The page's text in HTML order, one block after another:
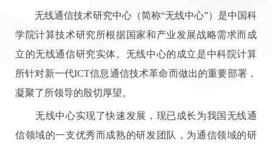
无线通信技术研究中心（简称“无线中心”）是中国科
学院计算技术研究所根据国家和产业发展战略需求而成
立的无线通信研究实体。无线中心的成立是中科院计算
所针对新一代ICT信息通信技术革命而做出的重要部署，
凝聚了所领导的殷切厚望。
无线中心实现了快速发展，现已成长为我国无线通
信领域的一支优秀而成熟的研发团队，为通信领域的研